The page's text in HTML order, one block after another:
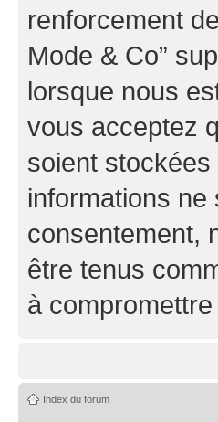
renforcement
Mode & Co”
lorsque nous
vous acceptez
soient
informations
consentement,
être tenus
à
Index du forum